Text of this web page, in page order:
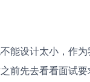
能设计太小，作
前先去看看面试